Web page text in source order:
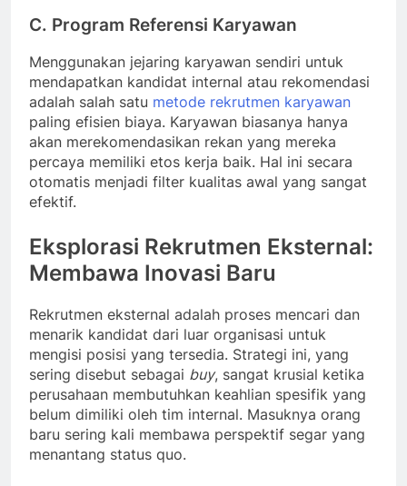
C. Program Referensi Karyawan
Menggunakan jejaring karyawan sendiri untuk
mendapatkan kandidat internal atau rekomendasi
adalah salah satu metode rekrutmen karyawan
paling efisien biaya. Karyawan biasanya hanya
akan merekomendasikan rekan yang mereka
percaya memiliki etos kerja baik. Hal ini secara
otomatis menjadi filter kualitas awal yang sangat
efektif.
Eksplorasi Rekrutmen Eksternal:
Membawa Inovasi Baru
Rekrutmen eksternal adalah proses mencari dan
menarik kandidat dari luar organisasi untuk
mengisi posisi yang tersedia. Strategi ini, yang
sering disebut sebagai buy, sangat krusial ketika
perusahaan membutuhkan keahlian spesifik yang
belum dimiliki oleh tim internal. Masuknya orang
baru sering kali membawa perspektif segar yang
menantang status quo.